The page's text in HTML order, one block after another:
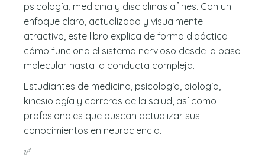
psicología, medicina y disciplinas afines. Con un
enfoque claro, actualizado y visualmente
atractivo, este libro explica de forma didáctica
cómo funciona el sistema nervioso desde la base
molecular hasta la conducta compleja.
Estudiantes de medicina, psicología, biología,
kinesiología y carreras de la salud, así como
profesionales que buscan actualizar sus
conocimientos en neurociencia.
✅ :